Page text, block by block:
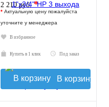
2 210 руб.*
* Актуальную цену пожалуйста
уточните у менеджера
В избранное
Купить в 1 клик Под заказ
В корзину